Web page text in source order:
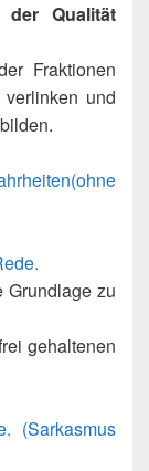
Qualität
Fraktionen
und
zu
(Sarkasmus